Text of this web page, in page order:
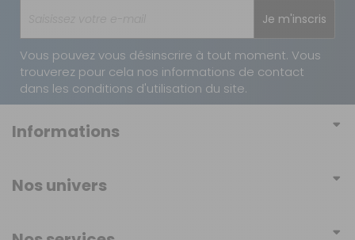
Je m'inscris
Vous pouvez vous désinscrire à tout moment. Vous
trouverez pour cela nos informations de contact
dans les conditions d'utilisation du site.
Informations
Conditions générales d'utilisation
Nos univers